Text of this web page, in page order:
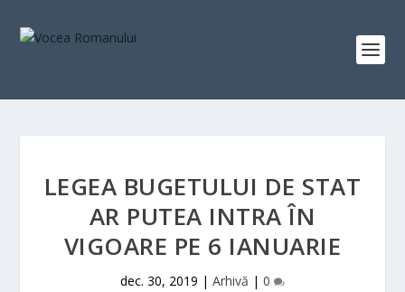
LEGEA BUGETULUI DE STAT
AR PUTEA INTRA ÎN
VIGOARE PE 6 IANUARIE
dec. 30, 2019 | Arhivă | 0